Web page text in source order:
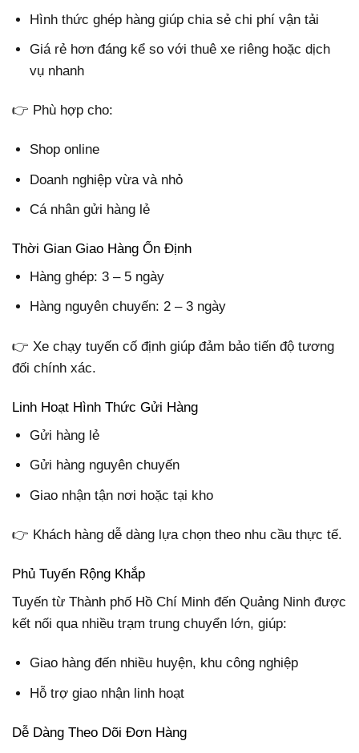
Hình thức ghép hàng giúp chia sẻ chi phí vận tải
Giá rẻ hơn đáng kể so với thuê xe riêng hoặc dịch
vụ nhanh
👉 Phù hợp cho:
Shop online
Doanh nghiệp vừa và nhỏ
Cá nhân gửi hàng lẻ
Thời Gian Giao Hàng Ổn Định
Hàng ghép: 3 – 5 ngày
Hàng nguyên chuyến: 2 – 3 ngày
👉 Xe chạy tuyến cố định giúp đảm bảo tiến độ tương
đối chính xác.
Linh Hoạt Hình Thức Gửi Hàng
Gửi hàng lẻ
Gửi hàng nguyên chuyến
Giao nhận tận nơi hoặc tại kho
👉 Khách hàng dễ dàng lựa chọn theo nhu cầu thực tế.
Phủ Tuyến Rộng Khắp
Tuyến từ Thành phố Hồ Chí Minh đến Quảng Ninh được
kết nối qua nhiều trạm trung chuyển lớn, giúp:
Giao hàng đến nhiều huyện, khu công nghiệp
Hỗ trợ giao nhận linh hoạt
Dễ Dàng Theo Dõi Đơn Hàng